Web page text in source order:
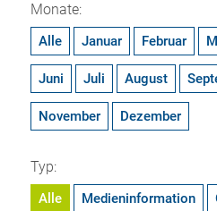
Monate:
Alle Januar Februar
Juni Juli August
November Dezember
Typ:
Alle Medieninformation